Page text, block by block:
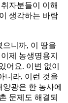
자분들이 이해
생각하는 바람
니까, 이 땅을
제 농생명용지
어요. 이변 없이
니라, 이런 것을
광은 한 농사에
문제도 해결되